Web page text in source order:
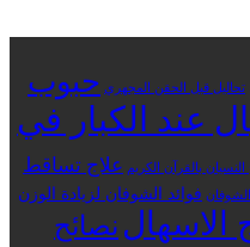
تحاليل قبل الحقن المجهري حبوب
عند الكبار في
النسيان بالقرآن الكريم علاج تساقط
فوائد الشوفان لزيادة الوزن
الاسهال نصائح